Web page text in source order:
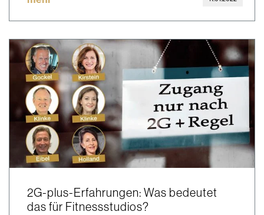
2G-plus-Erfahrungen: Was bedeutet
das für Fitnessstudios?